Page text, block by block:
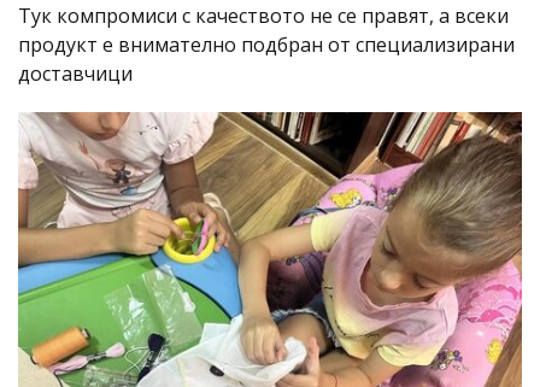
Тук компромиси с качеството не се правят, а всеки
продукт е внимателно подбран от специализирани
доставчици